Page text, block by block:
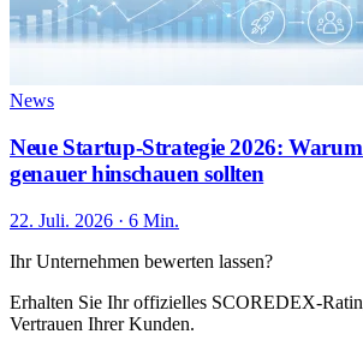
News
Neue Startup-Strategie 2026:
genauer hinschauen sollten
22. Juli. 2026 · 6 Min.
Ihr Unternehmen bewerten lassen?
Erhalten Sie Ihr offizielles SCOREDEX-
Vertrauen Ihrer Kunden.